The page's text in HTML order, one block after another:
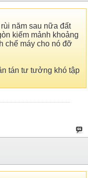
năm sau nữa đất
kiếm mảnh khoảng
chế máy cho nó đỡ
tán tư tưởng khó tập